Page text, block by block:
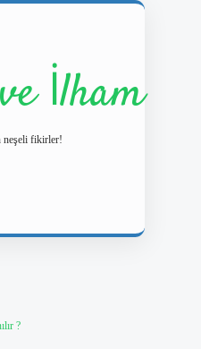
İlham
neşeli fikirler!
?